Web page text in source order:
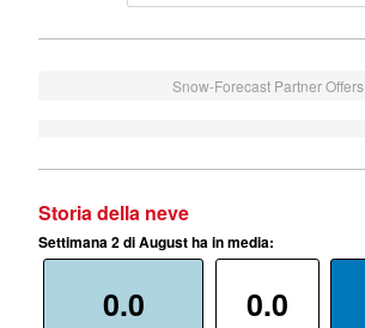
Snow-Forecast Partner Offers
Storia della neve
Settimana 2 di August ha in media:
0.0 0.0